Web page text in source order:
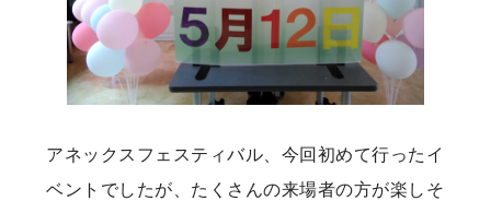
アネックスフェスティバル、今回初めて行ったイ
ベントでしたが、たくさんの来場者の方が楽しそ